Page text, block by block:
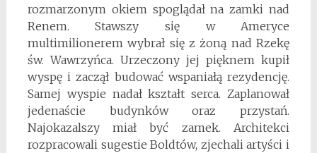
rozmarzonym okiem spoglądał na zamki nad
Renem. Stawszy się w Ameryce
multimilionerem wybrał się z żoną nad Rzekę
św. Wawrzyńca. Urzeczony jej pięknem kupił
wyspę i zaczął budować wspaniałą rezydencję.
Samej wyspie nadał kształt serca. Zaplanował
jedenaście budynków oraz przystań.
Najokazalszy miał być zamek. Architekci
rozpracowali sugestie Boldtów, zjechali artyści i